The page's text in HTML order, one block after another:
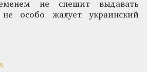
не спешит выдавать
особо жалует украинский